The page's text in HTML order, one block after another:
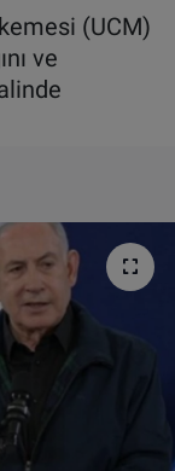
(UCM)
ve